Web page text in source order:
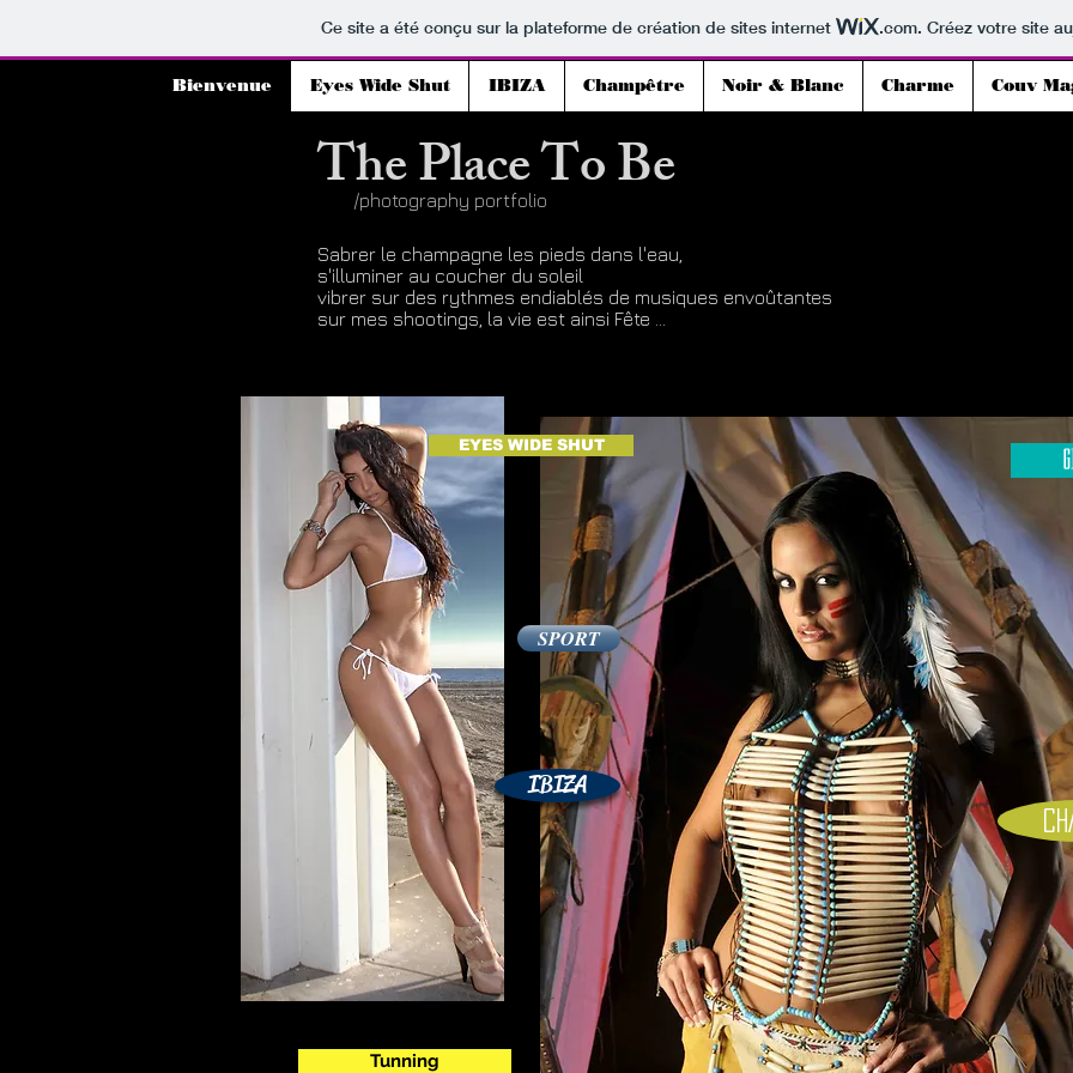
Ce site a été conçu sur la plateforme de création de sites internet .com. Créez votre site
Bienvenue Eyes Wide Shut IBIZA Champêtre Noir & Blanc Charme Couv
The Place To Be
Sabrer le champagne les pieds dans l'eau,
s'illuminer au coucher du soleil
vibrer sur des rythmes endiablés de musiques envoûtantes
sur mes shootings, la vie est ainsi Fête ...
/photography portfolio
IBIZA
Tunning
SPORT
EYES WIDE SHUT